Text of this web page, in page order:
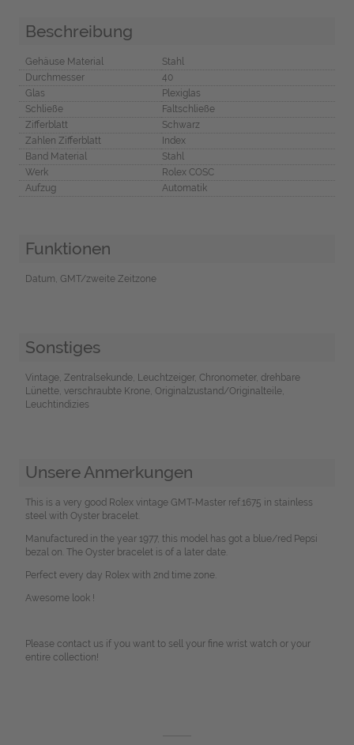
Beschreibung
Gehäuse Material
Stahl
Durchmesser
40
Glas
Plexiglas
Schließe
Faltschließe
Zifferblatt
Schwarz
Zahlen Zifferblatt
Index
Band Material
Stahl
Werk
Rolex COSC
Aufzug
Automatik
Funktionen
Datum, GMT/zweite Zeitzone
Sonstiges
Vintage, Zentralsekunde, Leuchtzeiger, Chronometer, drehbare
Lünette, verschraubte Krone, Originalzustand/Originalteile,
Leuchtindizies
Unsere Anmerkungen
This is a very good Rolex vintage GMT-Master ref.1675 in stainless
steel with Oyster bracelet.
Manufactured in the year 1977, this model has got a blue/red Pepsi
bezal on. The Oyster bracelet is of a later date.
Perfect every day Rolex with 2nd time zone.
Awesome look !
Please contact us if you want to sell your fine wrist watch or your
entire collection!